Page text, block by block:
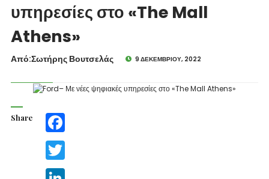
υπηρεσίες στο «The Mall
Athens»
Από:Σωτήρης Βουτσελάς 9 ΔΕΚΕΜΒΡΊΟΥ, 2022
Share Facebook
Twitter
LinkedIn